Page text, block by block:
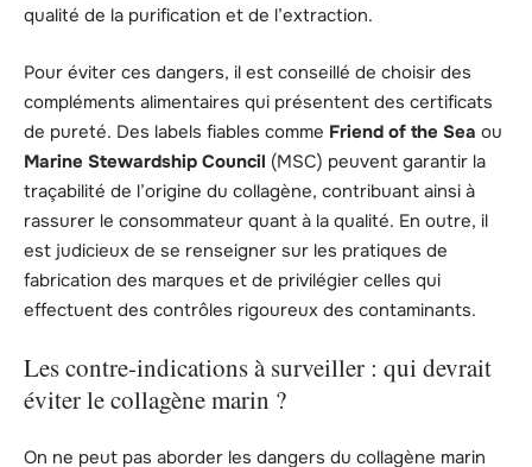
qualité de la purification et de l’extraction.
Pour éviter ces dangers, il est conseillé de choisir des
compléments alimentaires qui présentent des certificats
de pureté. Des labels fiables comme Friend of the Sea ou
Marine Stewardship Council (MSC) peuvent garantir la
traçabilité de l’origine du collagène, contribuant ainsi à
rassurer le consommateur quant à la qualité. En outre, il
est judicieux de se renseigner sur les pratiques de
fabrication des marques et de privilégier celles qui
effectuent des contrôles rigoureux des contaminants.
Les contre-indications à surveiller : qui devrait
éviter le collagène marin ?
On ne peut pas aborder les dangers du collagène marin